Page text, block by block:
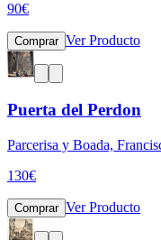
90€
Comprar Ver Producto
Puerta del Perdon
Parcerisa y Boada,
130€
Comprar Ver Producto